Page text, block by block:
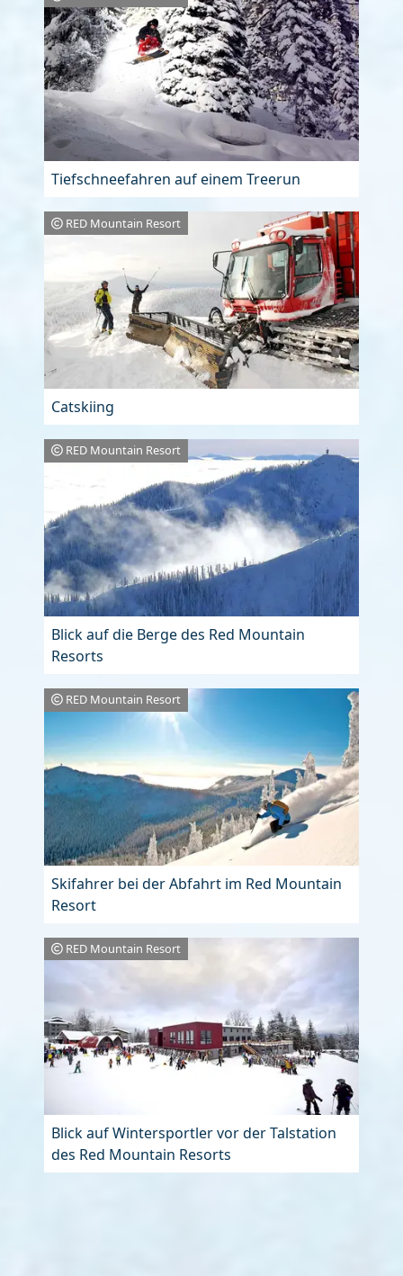
Tiefschneefahren auf einem Treerun
RED Mountain Resort
Catskiing
RED Mountain Resort
Blick auf die Berge des Red Mountain
Resorts
RED Mountain Resort
Skifahrer bei der Abfahrt im Red Mountain
Resort
RED Mountain Resort
Blick auf Wintersportler vor der Talstation
des Red Mountain Resorts